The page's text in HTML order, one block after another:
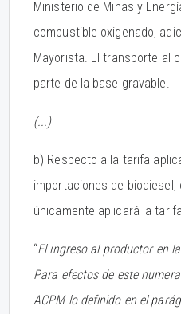
Ministerio de Minas y
combustible oxigenado,
Mayorista. El transporte al
parte de la base gravable.
(...)
b) Respecto a la tarifa
importaciones de
únicamente aplicará la
“El ingreso al productor en
Para efectos de este
ACPM lo definido en el